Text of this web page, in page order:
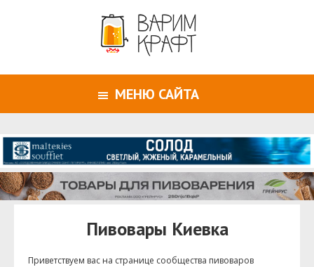
МЕНЮ САЙТА
Пивовары Киевка
Приветствуем ваc на странице сообщества пивоваров